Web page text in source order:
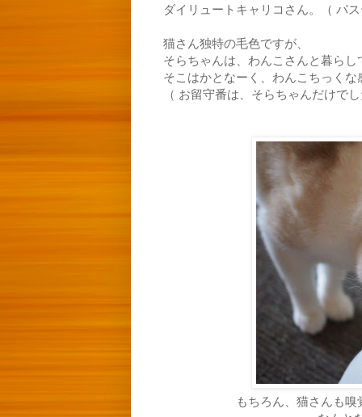
ダイリュートキャリコさん。（ パ
猫さん独特の毛色ですが、
そらちゃんは、わんこさんと暮らし
そこはかとなーく、わんこちっくな
（ お留守番は、そらちゃんだけで
もちろん、猫さんも